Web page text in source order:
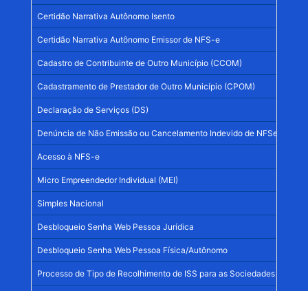
Certidão Narrativa Autônomo Isento
Certidão Narrativa Autônomo Emissor de NFS-e
Cadastro de Contribuinte de Outro Município (CCOM)
Cadastramento de Prestador de Outro Município (CPOM)
Declaração de Serviços (DS)
Denúncia de Não Emissão ou Cancelamento Indevido de NFSe
Acesso à NFS-e
Micro Empreendedor Individual (MEI)
Simples Nacional
Desbloqueio Senha Web Pessoa Jurídica
Desbloqueio Senha Web Pessoa Física/Autônomo
Processo de Tipo de Recolhimento de ISS para as Sociedades Simples